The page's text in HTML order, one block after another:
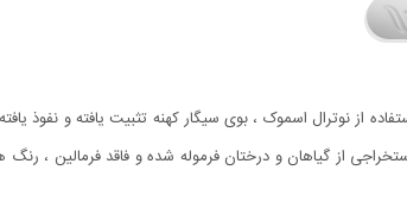
از نوترال اسموک ، بوی سیگار کهنه تثبیت یافته و نفوذ
از گیاهان و درختان فرموله شده و فاقد فرمالین ،